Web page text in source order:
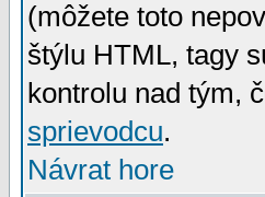
(môžete toto
štýlu HTML, tagy
kontrolu nad tým,
sprievodcu.
Návrat hore